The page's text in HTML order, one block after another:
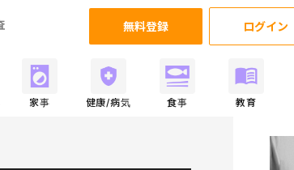
無料登録 ログイン
家事 健康/病気 食事 教育